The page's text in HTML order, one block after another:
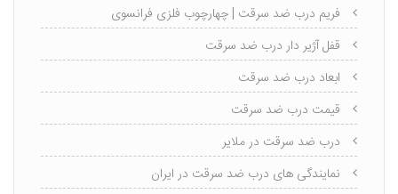
فریم درب ضد سرقت | چهارچوب فلزی فرانسوی
قفل آژیر دار درب ضد سرقت
ابعاد درب ضد سرقت
قیمت درب ضد سرقت
درب ضد سرقت در ملایر
نمایندگی های درب ضد سرقت در ایران